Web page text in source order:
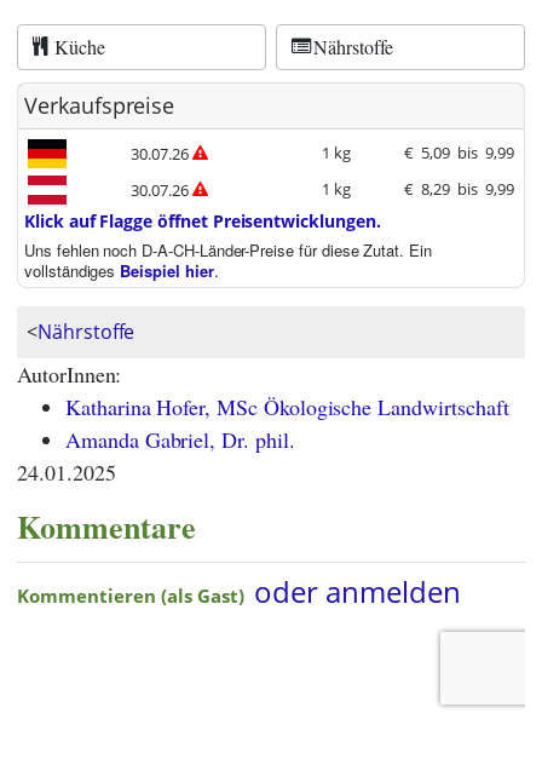
Küche Nährstoffe
Verkaufspreise
30.07.26 1 kg € 5,09 bis 9,99
30.07.26
1 kg € 8,29 bis 9,99
Klick auf Flagge öffnet Preisentwicklungen.
Uns fehlen noch D-A-CH-Länder-Preise für diese Zutat. Ein
vollständiges Beispiel hier.
<Nährstoffe
AutorInnen:
Katharina Hofer, MSc Ökologische Landwirtschaft
Amanda Gabriel, Dr. phil.
24.01.2025
Kommentare